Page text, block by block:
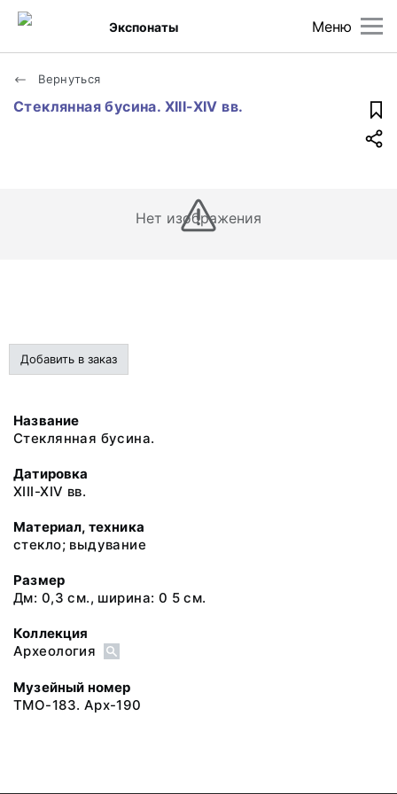
Меню
Экспонаты
Вернуться
Стеклянная бусина. XIII-XIV вв.
Нет изображения
Добавить в заказ
Название
Стеклянная бусина.
Датировка
XIII-XIV вв.
Материал, техника
стекло; выдувание
Размер
Дм: 0,3 см., ширина: 0 5 см.
Коллекция
Археология
Музейный номер
ТМО-183. Арх-190